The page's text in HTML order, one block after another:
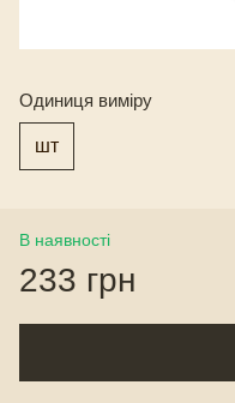
Одиниця виміру
шт
В наявності
233 грн